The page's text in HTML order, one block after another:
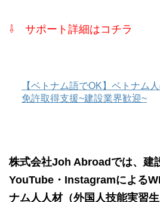
⇩ サポート詳細はコチラ
【ベトナム語でOK】ベトナム
免許取得支援~建設業界歓迎~
株式会社Joh Abroadでは、建
YouTube・Instagramによる
ナム人人材（外国人技能実習